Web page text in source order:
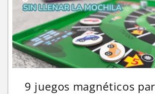
9 juegos magnéticos